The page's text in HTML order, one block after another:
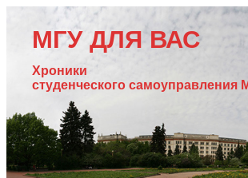
МГУ ДЛЯ ВАС
Хроники
студенческого